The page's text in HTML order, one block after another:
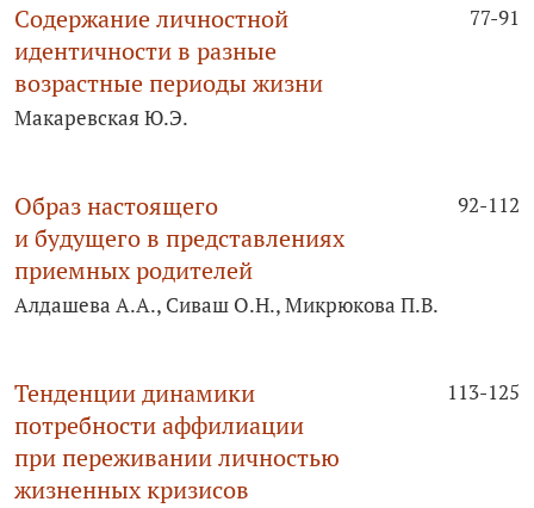
Содержание личностной
идентичности в разные
возрастные периоды жизни
77-91
Макаревская Ю.Э.
Образ настоящего
и будущего в представлениях
приемных родителей
92-112
Алдашева А.А., Сиваш О.Н., Микрюкова П.В.
Тенденции динамики
потребности аффилиации
при переживании личностью
жизненных кризисов
113-125